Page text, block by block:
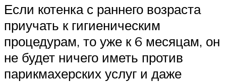
Если котенка с раннего возраста
приучать к гигиеническим
процедурам, то уже к 6 месяцам, он
не будет ничего иметь против
парикмахерских услуг и даже